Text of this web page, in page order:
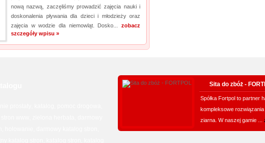
nową nazwą, zaczęliśmy prowadzić zajęcia nauki i
doskonalenia pływania dla dzieci i młodzieży oraz
zajęcia w wodzie dla niemowląt. Dosko... zobacz
szczegóły wpisu »
Sita do zbóż -
Spółka Fortpol to partner
kompleksowe
ziarna. W naszej gamie ...